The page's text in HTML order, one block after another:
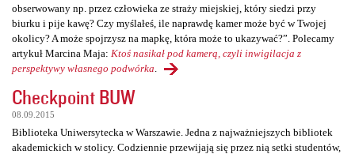
obserwowany np. przez człowieka ze straży miejskiej, który siedzi przy
biurku i pije kawę? Czy myślałeś, ile naprawdę kamer może być w Twojej
okolicy? A może spojrzysz na mapkę, która może to ukazywać?”. Polecamy
artykuł Marcina Maja: Ktoś nasikał pod kamerą, czyli inwigilacja z
perspektywy własnego podwórka
Checkpoint BUW
08.09.2015
Biblioteka Uniwersytecka w Warszawie. Jedna z najważniejszych bibliotek
akademickich w stolicy. Codziennie przewijają się przez nią setki studentów,